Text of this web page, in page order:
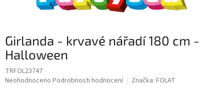
Girlanda - krvavé nářadí 180 cm -
Halloween
TRFOL23747
Průměrné
Neohodnoceno Podrobnosti hodnocení Značka: FOLAT